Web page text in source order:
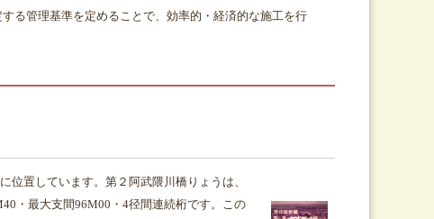
る管理基準を定めることで、効率的・経済的な施工を行
置しています。第２阿武隈川橋りょうは、
・最大支間96M00・4径間連続桁です。この